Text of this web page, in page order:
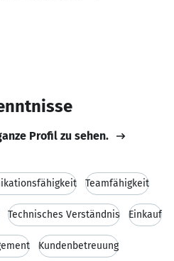
Profil zu sehen.
Teamfähigkeit
Technisches Verständnis Einkauf
Kundenbetreuung